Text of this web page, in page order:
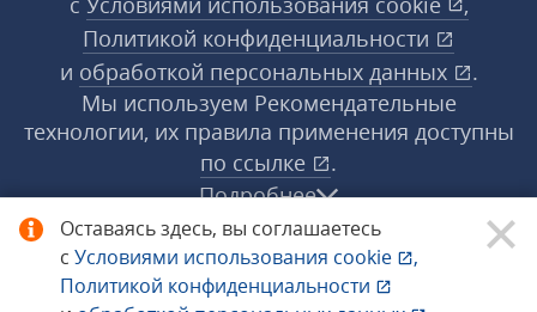
Оставаясь здесь, вы соглашаетесь
с Условиями использования cookie
,
Политикой конфиденциальности
Политикой конфиденциальности
и обработкой персональных данных
.
Мы используем Рекомендательные
технологии, их правила применения доступны
по ссылке
.
Подробнее
© 1998−2026 «1С‑Рарус» ®. Все права
защищены.